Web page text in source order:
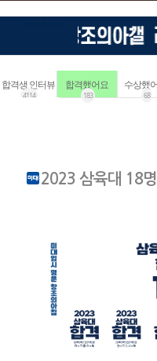
합격생 인터뷰
4114
합격했어요
183
수상했
68
2023 삼육대 18